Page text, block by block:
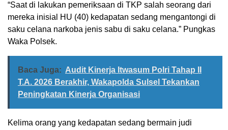
“Saat di lakukan pemeriksaan di TKP salah seorang dari
mereka inisial HU (40) kedapatan sedang mengantongi di
saku celana narkoba jenis sabu di saku celana.” Pungkas
Waka Polsek.
Baca Juga: Audit Kinerja Itwasum Polri Tahap II
T.A. 2026 Berakhir, Wakapolda Sulsel Tekankan
Peningkatan Kinerja Organisasi
Kelima orang yang kedapatan sedang bermain judi